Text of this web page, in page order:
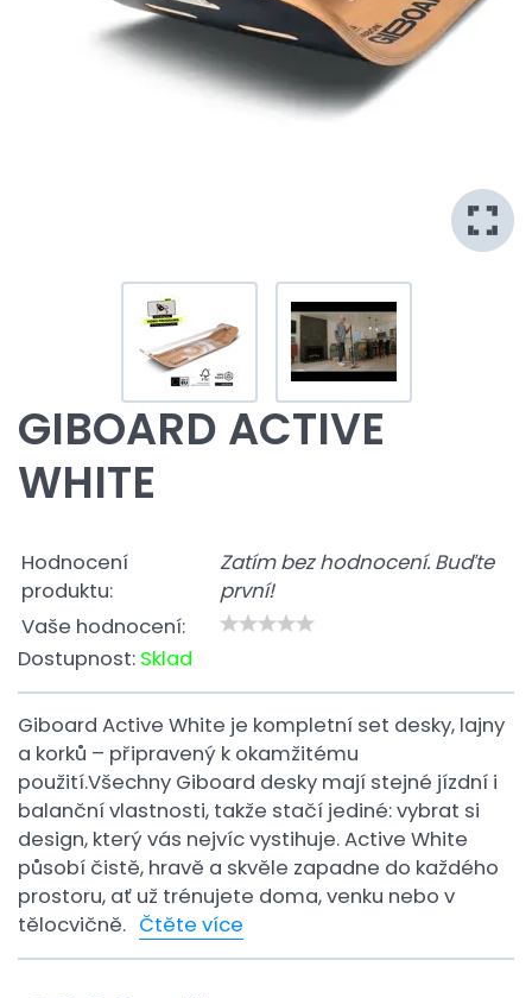
GIBOARD ACTIVE
WHITE
Hodnocení
produktu:
Zatím bez hodnocení. Buďte
první!
Vaše hodnocení:
Dostupnost: Sklad
Giboard Active White je kompletní set desky, lajny
a korků – připravený k okamžitému
použití.Všechny Giboard desky mají stejné jízdní i
balanční vlastnosti, takže stačí jediné: vybrat si
design, který vás nejvíc vystihuje. Active White
působí čistě, hravě a skvěle zapadne do každého
prostoru, ať už trénujete doma, venku nebo v
tělocvičně. Čtěte více